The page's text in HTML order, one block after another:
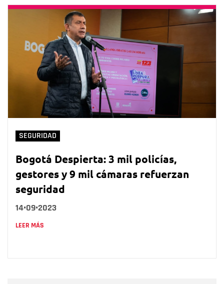
SEGURIDAD
Bogotá Despierta: 3 mil policías,
gestores y 9 mil cámaras refuerzan
seguridad
14•09•2023
LEER MÁS